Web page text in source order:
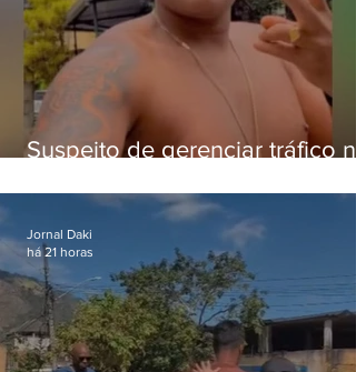
Suspeito de gerenciar tráfico na
foragido
Jornal Daki
há 21 horas